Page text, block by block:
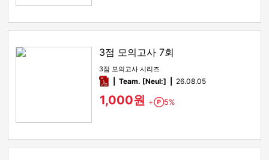
3점 모의고사 7회
3점 모의고사 시리즈
pdfTeam. [Neul:] 26.08.05
1,000원 + Point
5%